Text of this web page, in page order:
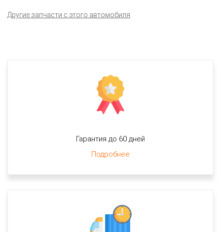
Другие запчасти с этого автомобиля
Гарантия до 60 дней
Подробнее